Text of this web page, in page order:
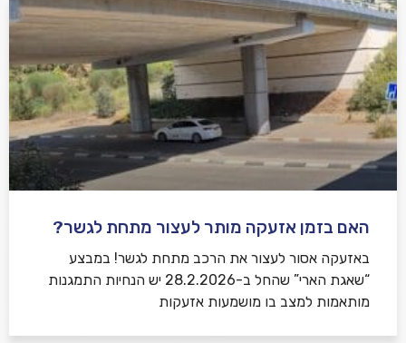
האם בזמן אזעקה מותר לעצור מתחת לגשר?
באזעקה אסור לעצור את הרכב מתחת לגשר! במבצע
“שאגת הארי” שהחל ב-28.2.2026 יש הנחיות התמגנות
מותאמות למצב בו מושמעות אזעקות